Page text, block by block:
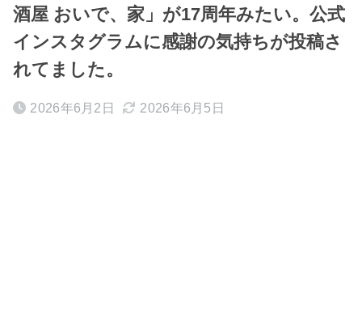
酒屋 おいで、家」が17周年みたい。公式
インスタグラムに感謝の気持ちが投稿さ
れてました。
2026年6月2日 2026年6月5日